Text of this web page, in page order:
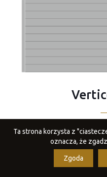
profil
Ta strona korzysta z
oznacza, że
Zgoda